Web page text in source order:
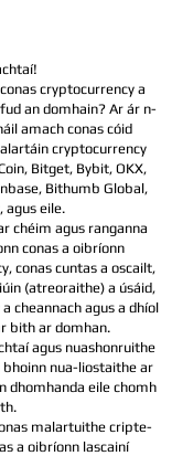
cryptocurrency a
an domhain? Ar ár n-
amach conas cóid
cryptocurrency
Bitget, Bybit, OKX,
Bithumb Global,
agus eile.
chéim agus ranganna
conas a oibríonn
conas cuntas a oscailt,
(atreoraithe) a úsáid,
cheannach agus a dhíol
bith ar domhan.
agus nuashonruithe
nua-liostaithe ar
dhomhanda eile chomh
malartuithe cripte-
a oibríonn lascainí